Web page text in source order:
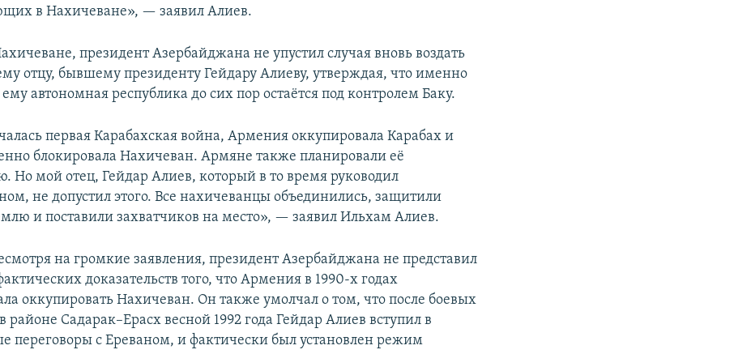
в Нахичеване», — заявил Алиев.
президент Азербайджана не упустил случая вновь воздать
отцу, бывшему президенту Гейдару Алиеву, утверждая, что именно
ему автономная республика до сих пор остаётся под контролем Баку.
первая Карабахская война, Армения оккупировала Карабах и
блокировала Нахичеван. Армяне также планировали её
Но мой отец, Гейдар Алиев, который в то время руководил
не допустил этого. Все нахичеванцы объединились, защитили
и поставили захватчиков на место», — заявил Ильхам Алиев.
на громкие заявления, президент Азербайджана не представил
доказательств того, что Армения в 1990-х годах
оккупировать Нахичеван. Он также умолчал о том, что после боевых
районе Садарак–Ерасх весной 1992 года Гейдар Алиев вступил в
переговоры с Ереваном, и фактически был установлен режим